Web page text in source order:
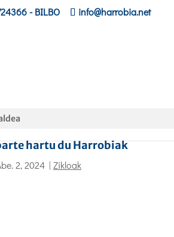
- BILBO info@harrobia.net
hartu du Harrobiak
2, 2024 | Zikloak